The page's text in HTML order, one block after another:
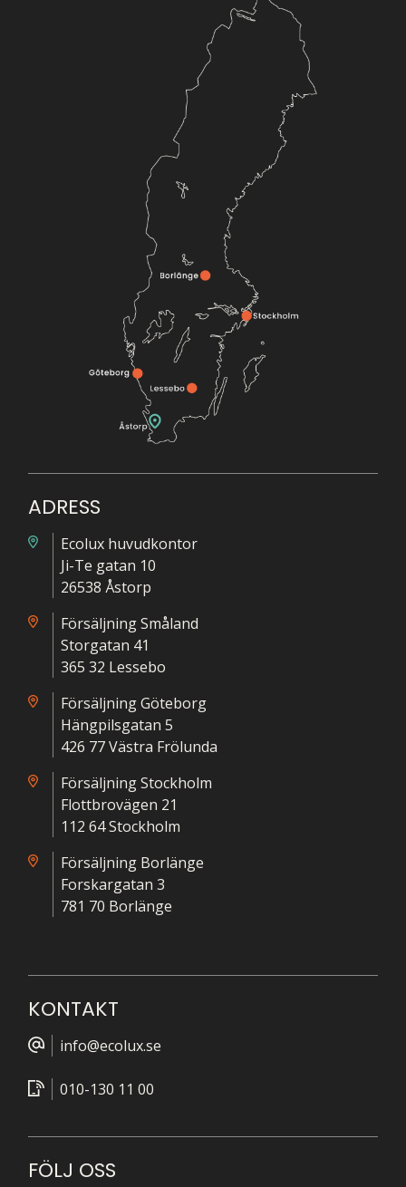
ADRESS
Ecolux huvudkontor
Ji-Te gatan 10
26538 Åstorp
Försäljning Småland
Storgatan 41
365 32 Lessebo
Försäljning Göteborg
Hängpilsgatan 5
426 77 Västra Frölunda
Försäljning Stockholm
Flottbrovägen 21
112 64 Stockholm
Försäljning Borlänge
Forskargatan 3
781 70 Borlänge
KONTAKT
info@ecolux.se
010-130 11 00
FÖLJ OSS